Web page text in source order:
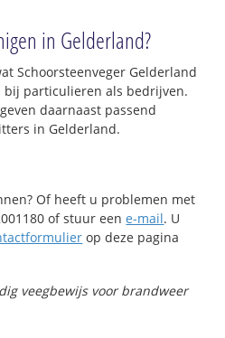
in Gelderland?
Schoorsteenveger Gelderland
bij particulieren als bedrijven.
daarnaast passend
in Gelderland.
Of heeft u problemen met
of stuur eene-mail. U
op deze pagina
veegbewijs voor brandweer